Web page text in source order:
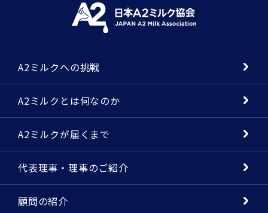
A2ミルクへの挑戦
A2ミルクとは何なのか
A2ミルクが届くまで
代表理事・理事のご紹介
顧問の紹介